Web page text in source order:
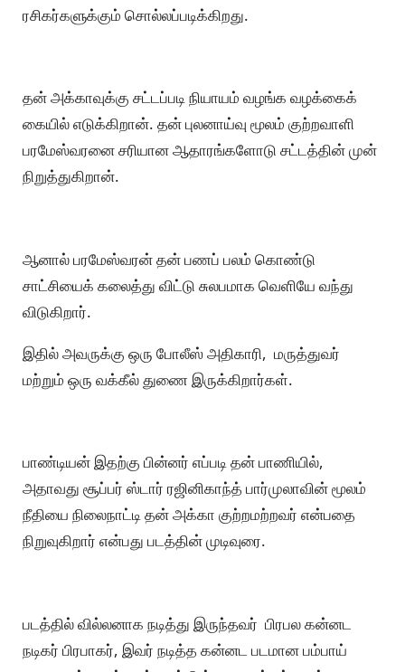
ரசிகர்களுக்கும் சொல்லப்படிக்கிறது.
தன் அக்காவுக்கு சட்டப்படி நியாயம் வழங்க வழக்கைக்
கையில் எடுக்கிறான். தன் புலனாய்வு மூலம் குற்றவாளி
பரமேஸ்வரனை சரியான ஆதாரங்களோடு சட்டத்தின் முன்
நிறுத்துகிறான்.
ஆனால் பரமேஸ்வரன் தன் பணப் பலம் கொண்டு
சாட்சியைக் கலைத்து விட்டு சுலபமாக வெளியே வந்து
விடுகிறார்.
இதில் அவருக்கு ஒரு போலீஸ் அதிகாரி, மருத்துவர்
மற்றும் ஒரு வக்கீல் துணை இருக்கிறார்கள்.
பாண்டியன் இதற்கு பின்னர் எப்படி தன் பாணியில்,
அதாவது சூப்பர் ஸ்டார் ரஜினிகாந்த் பார்முலாவின் மூலம்
நீதியை நிலைநாட்டி தன் அக்கா குற்றமற்றவர் என்பதை
நிறுவுகிறார் என்பது படத்தின் முடிவுரை.
படத்தில் வில்லனாக நடித்து இருந்தவர் பிரபல கன்னட
நடிகர் பிரபாகர், இவர் நடித்த கன்னட படமான பம்பாய்